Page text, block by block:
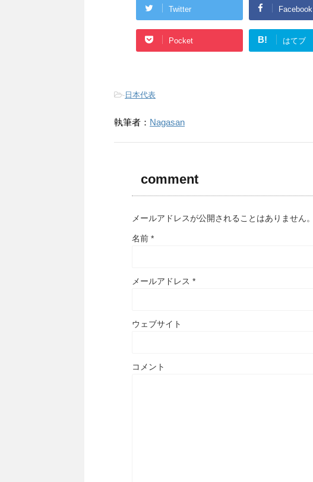
Twitter Facebook
Pocket B! はてブ
- 日本代表
執筆者： Nagasan
comment
メールアドレスが公開されることはありません。
名前 *
メールアドレス *
ウェブサイト
コメント